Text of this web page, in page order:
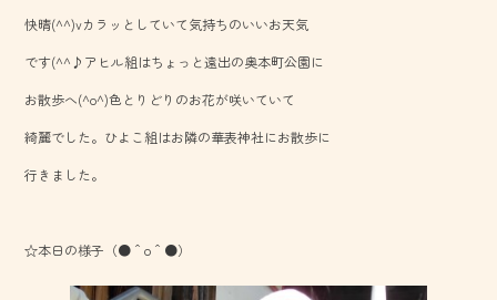
b
o
ok
快晴(^^)vカラッとしていて気持ちのいいお天気
です(^^♪アヒル組はちょっと遠出の奥本町公園に
お散歩へ(^o^)色とりどりのお花が咲いていて
綺麗でした。ひよこ組はお隣の華表神社にお散歩に
行きました。
☆本日の様子（●＾o＾●）